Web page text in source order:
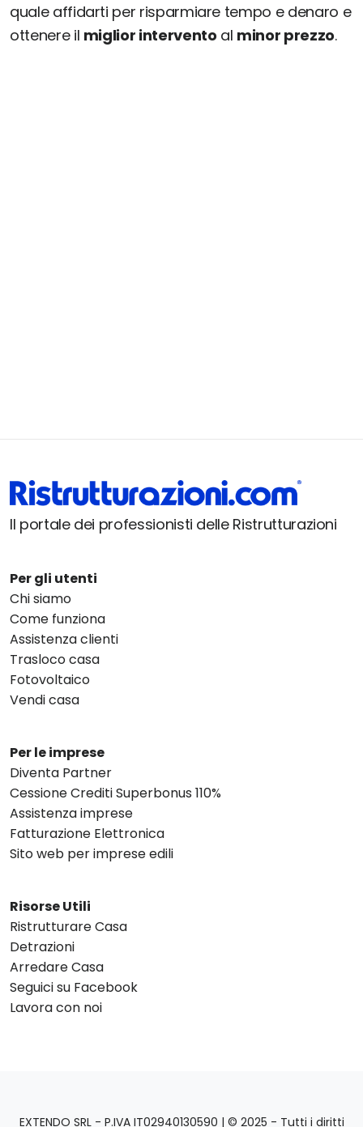
quale affidarti per risparmiare tempo e denaro e
ottenere il miglior intervento al minor prezzo.
Il portale dei professionisti delle Ristrutturazioni
Per gli utenti
Chi siamo
Come funziona
Assistenza clienti
Trasloco casa
Fotovoltaico
Vendi casa
Per le imprese
Diventa Partner
Cessione Crediti Superbonus 110%
Assistenza imprese
Fatturazione Elettronica
Sito web per imprese edili
Risorse Utili
Ristrutturare Casa
Detrazioni
Arredare Casa
Seguici su Facebook
Lavora con noi
EXTENDO SRL - P.IVA IT02940130590 | © 2025 - Tutti i diritti